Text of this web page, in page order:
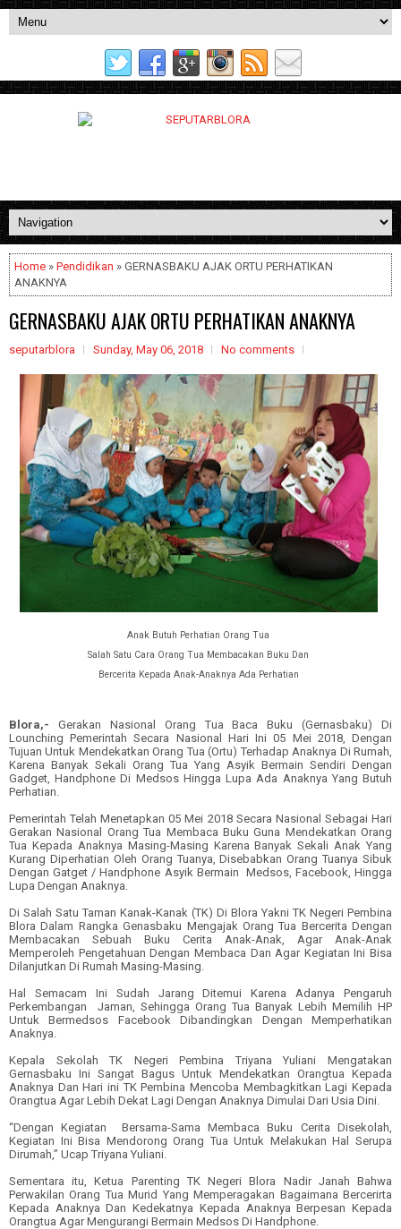
Home » Pendidikan » GERNASBAKU AJAK ORTU PERHATIKAN
ANAKNYA
GERNASBAKU AJAK ORTU PERHATIKAN ANAKNYA
seputarblora Sunday, May 06, 2018 No comments
Anak Butuh Perhatian Orang Tua
Salah Satu Cara Orang Tua Membacakan Buku Dan
Bercerita Kepada Anak-Anaknya Ada Perhatian
Blora,- Gerakan Nasional Orang Tua Baca Buku(Gernasbaku) Di
Lounching Pemerintah Secara Nasional Hari Ini05 Mei 2018, Dengan
Tujuan Untuk Mendekatkan Orang Tua (Ortu) Terhadap Anaknya Di Rumah
Karena Banyak Sekali Orang Tua Yang Asyik Bermain Sendiri Dengan
Gadget Handphone Di Medsos Hingga Lupa Ada Anaknya Yang Butuh
Perhatian
Pemerintah TelahMenetapkan05 Mei 2018 Secara Nasional Sebagai Hari
Gerakan Nasional Orang Tua Membaca Buku Guna Mendekatkan Orang
Tua Kepada Anaknya Masing-Masing Karena Banyak Sekali Anak Yang
Kurang Diperhatian Oleh Orang Tuanya ,Disebabkan Orang Tuanya Sibuk
Dengan Gatget / Handphone Asyik Bermain Medsos, Facebook ,Hingga
Lupa Dengan Anaknya
Di Salah Satu Taman Kanak-Kanak (TK) Di Blora Yakni TK Negeri Pembina
Blora Dalam Rangka Genasbaku Mengajak Orang Tua Bercerita Dengan
Membacakan Sebuah Buku Cerita Anak-Anak
Agar Anak-Anak
Memperoleh Pengetahuan Dengan Membaca Dan Agar Kegiatan Ini Bisa
Dilanjutkan Di Rumah Masing-Masing
Hal Semacam Ini Sudah Jarang Ditemui Karena Adanya Pengaruh
Perkembangan Jaman
Sehingga Orang Tua Banyak Lebih Memilih HP
Untuk Bermedsos Facebook
Dibandingkan Dengan Memperhatikan
Anaknya
Kepala Sekolah TK Negeri Pembina
Triyana Yuliani Mengatakan
Gernasbaku Ini Sangat Bagus Untuk Mendekatkan Orangtua Kepada
Anaknya Dan Hari ini TK Pembina Mencoba Membagkitkan Lagi Kepada
Orangtua Agar Lebih Dekat Lagi Dengan Anaknya Dimulai Dari Usia Dini
“Dengan Kegiatan Bersama-Sama Membaca Buku Cerita Disekolah
Kegiatan Ini Bisa Mendorong Orang Tua Untuk Melakukan Hal Serupa
Dirumah ,” Ucap Triyana Yuliani
Sementara itu,
Ketua Parenting TK Negeri Blora Nadir Janah Bahwa
Perwakilan Orang Tua Murid Yang Memperagakan Bagaimana Bercerirta
Kepada Anaknya Dan Kedekatnya Kepada Anaknya Berpesan Kepada
Orangtua Agar Mengurangi Bermain Medsos Di Handphone.